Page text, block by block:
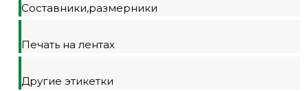
Составники,размерники
Печать на лентах
Другие этикетки